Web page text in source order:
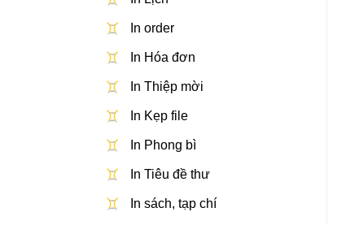
In order
In Hóa đơn
In Thiệp mời
In Kẹp file
In Phong bì
In Tiêu đề thư
In sách, tạp chí